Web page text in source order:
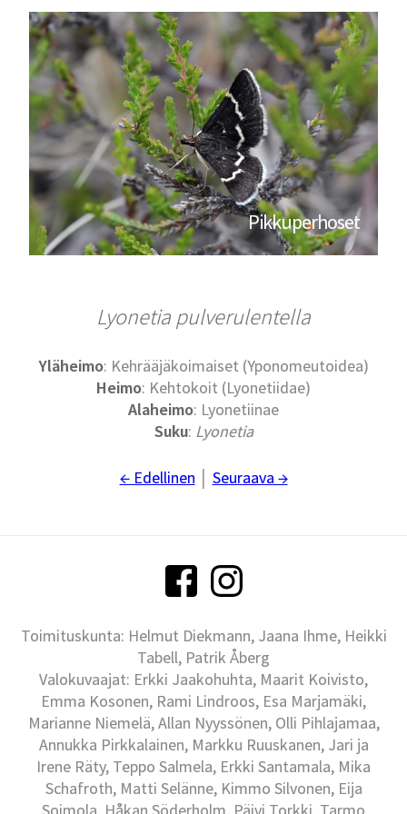
Pikkuperhoset
Lyonetia pulverulentella
Yläheimo: Kehrääjäkoimaiset (Yponomeutoidea)
Heimo: Kehtokoit (Lyonetiidae)
Alaheimo: Lyonetiinae
Suku: Lyonetia
← Edellinen Seuraava →
Toimituskunta: Helmut Diekmann, Jaana Ihme, Heikki
Tabell, Patrik Åberg
Valokuvaajat: Erkki Jaakohuhta, Maarit Koivisto,
Emma Kosonen, Rami Lindroos, Esa Marjamäki,
Marianne Niemelä, Allan Nyyssönen, Olli Pihlajamaa,
Annukka Pirkkalainen, Markku Ruuskanen, Jari ja
Irene Räty, Teppo Salmela, Erkki Santamala, Mika
Schafroth, Matti Selänne, Kimmo Silvonen, Eija